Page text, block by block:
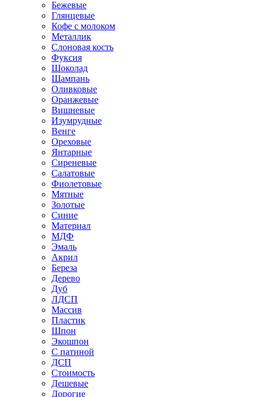
Бежевые
Глянцевые
Кофе с молоком
Металлик
Слоновая кость
Фуксия
Шоколад
Шампань
Оливковые
Оранжевые
Вишневые
Изумрудные
Венге
Ореховые
Янтарные
Сиреневые
Салатовые
Фиолетовые
Мятные
Золотые
Синие
Материал
МДФ
Эмаль
Акрил
Береза
Дерево
Дуб
ЛДСП
Массив
Пластик
Шпон
Экошпон
С патиной
ДСП
Стоимость
Дешевые
Дорогие